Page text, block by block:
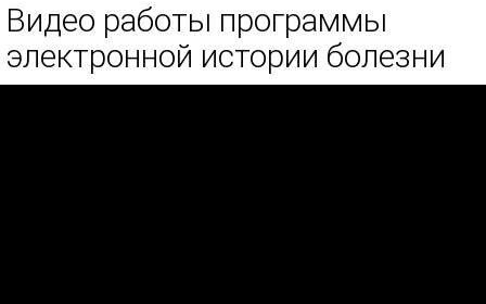
Видео работы программы
электронной истории болезни